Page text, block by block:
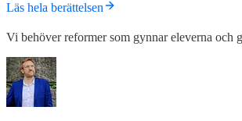
Läs hela berättelsen
Vi behöver reformer som gynnar eleverna och